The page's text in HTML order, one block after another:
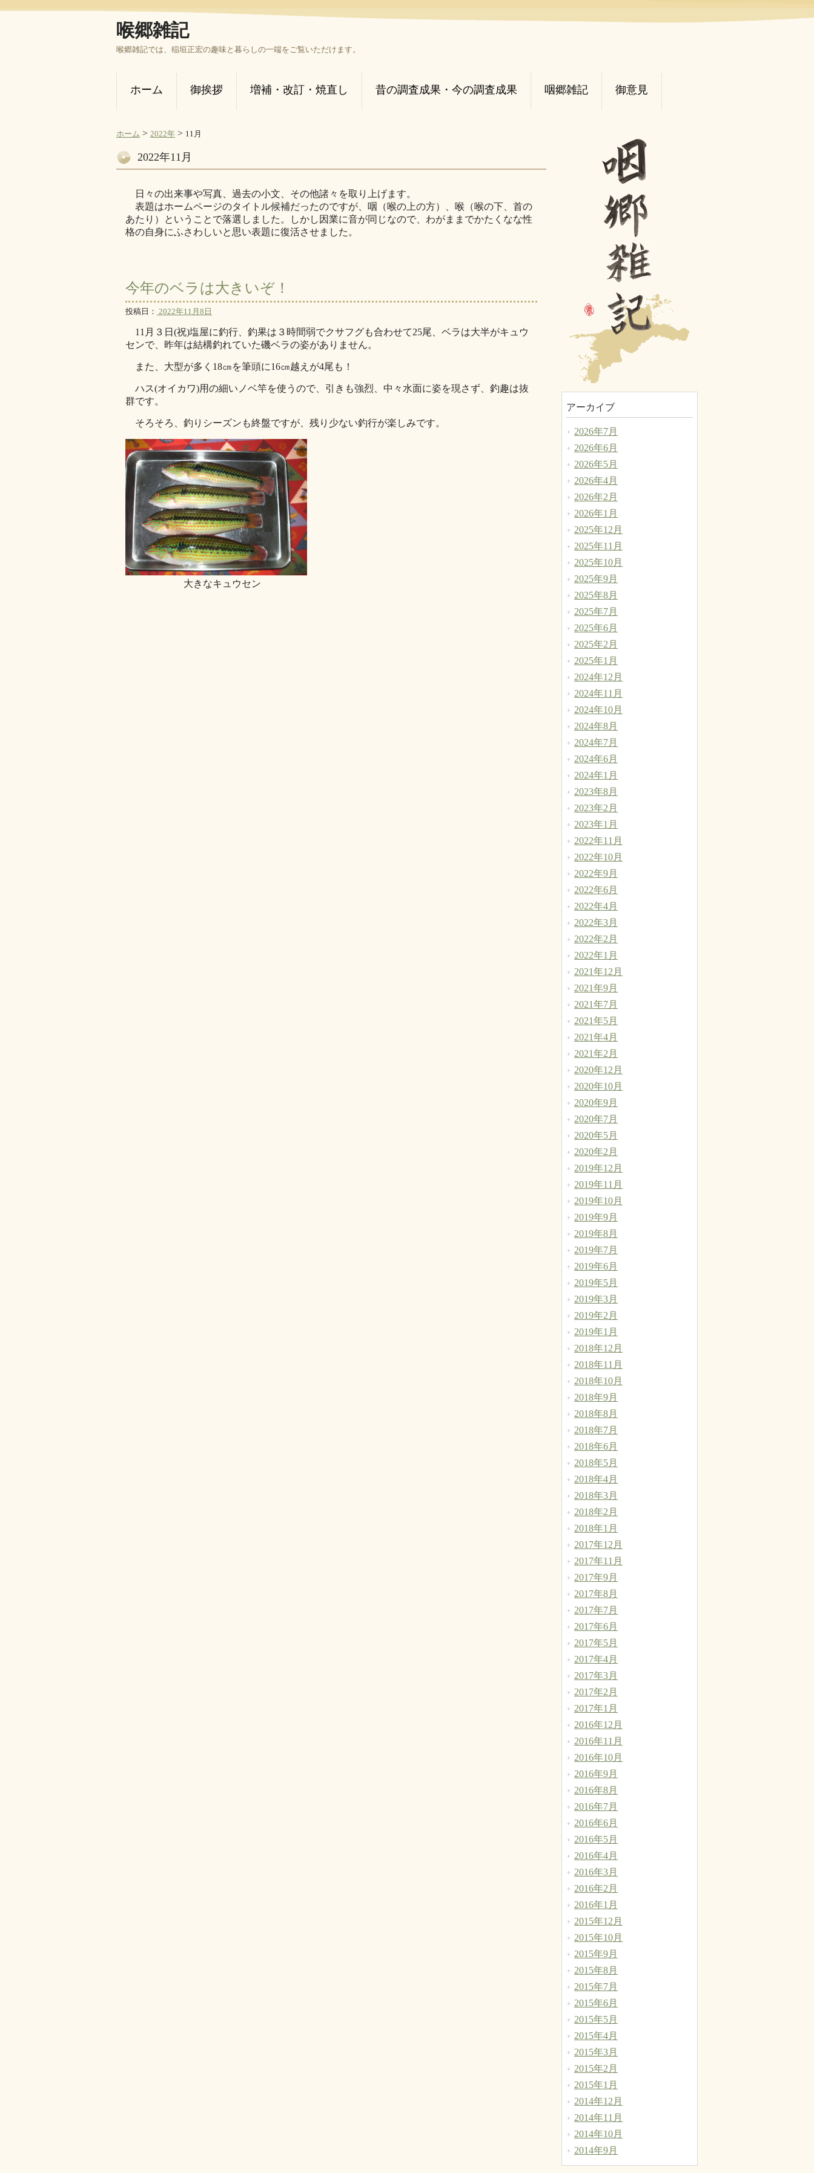
喉郷雑記
喉郷雑記では、稲垣正宏の趣味と暮らしの一端をご覧いただけます。
ホーム 御挨拶 増補・改訂・焼直し 昔の調査成果・今の調査成果 咽郷雑記 御意見
ホーム > 2022年 > 11月
2022年11月
日々の出来事や写真、過去の小文、その他諸々を取り上げます。
表題はホームページのタイトル候補だったのですが、咽（喉の上の方）、喉（喉の下、首の
あたり）ということで落選しました。しかし因業に音が同じなので、わがままでかたくなな性
格の自身にふさわしいと思い表題に復活させました。
今年のベラは大きいぞ！
投稿日： 2022年11月8日
11月３日(祝)塩屋に釣行、釣果は３時間弱でクサフグも合わせて25尾、ベラは大半がキュウ
センで、昨年は結構釣れていた磯ベラの姿がありません。
また、大型が多く18㎝を筆頭に16㎝越えが4尾も！
ハス(オイカワ)用の細いノベ竿を使うので、引きも強烈、中々水面に姿を現さず、釣趣は抜
群です。
そろそろ、釣りシーズンも終盤ですが、残り少ない釣行が楽しみです。
大きなキュウセン
アーカイブ
2026年7月
2026年6月
2026年5月
2026年4月
2026年2月
2026年1月
2025年12月
2025年11月
2025年10月
2025年9月
2025年8月
2025年7月
2025年6月
2025年2月
2025年1月
2024年12月
2024年11月
2024年10月
2024年8月
2024年7月
2024年6月
2024年1月
2023年8月
2023年2月
2023年1月
2022年11月
2022年10月
2022年9月
2022年6月
2022年4月
2022年3月
2022年2月
2022年1月
2021年12月
2021年9月
2021年7月
2021年5月
2021年4月
2021年2月
2020年12月
2020年10月
2020年9月
2020年7月
2020年5月
2020年2月
2019年12月
2019年11月
2019年10月
2019年9月
2019年8月
2019年7月
2019年6月
2019年5月
2019年3月
2019年2月
2019年1月
2018年12月
2018年11月
2018年10月
2018年9月
2018年8月
2018年7月
2018年6月
2018年5月
2018年4月
2018年3月
2018年2月
2018年1月
2017年12月
2017年11月
2017年9月
2017年8月
2017年7月
2017年6月
2017年5月
2017年4月
2017年3月
2017年2月
2017年1月
2016年12月
2016年11月
2016年10月
2016年9月
2016年8月
2016年7月
2016年6月
2016年5月
2016年4月
2016年3月
2016年2月
2016年1月
2015年12月
2015年10月
2015年9月
2015年8月
2015年7月
2015年6月
2015年5月
2015年4月
2015年3月
2015年2月
2015年1月
2014年12月
2014年11月
2014年10月
2014年9月